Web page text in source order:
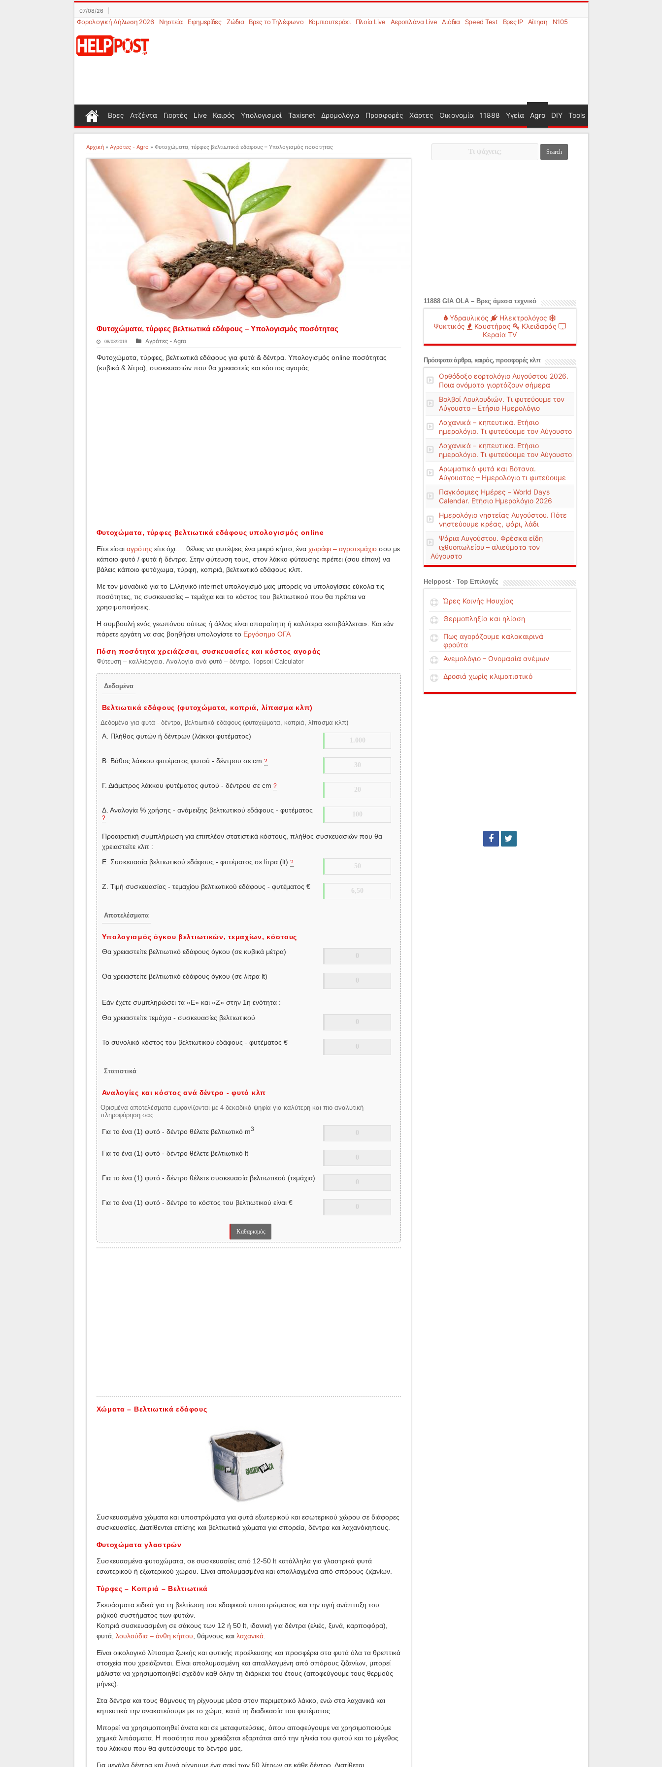
07/08/26
Φορολογική Δήλωση 2026 Νηστεία Εφημερίδες Ζώδια Βρες το Τηλέφωνο Κομπιουτεράκι Πλοία Live Αεροπλάνα Live Διόδια Speed Test Βρες IP Αίτηση N105
Βρες Ατζέντα Γιορτές Live Καιρός Υπολογισμοί Taxisnet Δρομολόγια Προσφορές Χάρτες Οικονομία 11888 Υγεία Agro DIY Tools
Αρχική» Αγρότες - Agro » Φυτοχώματα, τύρφες βελτιωτικά εδάφους – Υπολογισμός ποσότητας
Φυτοχώματα, τύρφες βελτιωτικά εδάφους – Υπολογισμός ποσότητας
08/03/2019 Αγρότες - Agro
Φυτοχώματα, τύρφες, βελτιωτικά εδάφους για φυτά & δέντρα. Υπολογισμός online ποσότητας
(κυβικά & λίτρα), συσκευασιών που θα χρειαστείς και κόστος αγοράς.
Φυτοχώματα, τύρφες βελτιωτικά εδάφους υπολογισμός online
Είτε είσαι αγρότης είτε όχι…. θέλεις να φυτέψεις ένα μικρό κήπο, ένα χωράφι – αγροτεμάχιοσου με
κάποιο φυτό / φυτά ή δέντρα. Στην φύτευση τους, στον λάκκο φύτευσης πρέπει (σου είπαν) να
βάλεις κάποιο φυτόχωμα, τύρφη, κοπριά, βελτιωτικό εδάφους κλπ.
Με τον μοναδικό για το Ελληνικό internet υπολογισμό μας μπορείς να υπολογίσεις εύκολα τις
ποσότητες, τις συσκευασίες – τεμάχια και το κόστος του βελτιωτικού που θα πρέπει να
χρησιμοποιήσεις.
Η συμβουλή ενός γεωπόνου ούτως ή άλλος είναι απαραίτητη ή καλύτερα «επιβάλλεται». Και εάν
πάρετε εργάτη να σας βοηθήσει υπολογίστε το Εργόσημο ΟΓΑ
Πόση ποσότητα χρειάζεσαι, συσκευασίες και κόστος αγοράς
Φύτευση – καλλιέργεια. Αναλογία ανά φυτό – δέντρο. Topsoil Calculator
Δεδομένα
Βελτιωτικά εδάφους (φυτοχώματα, κοπριά, λίπασμα κλπ)
Δεδομένα για φυτά - δέντρα, βελτιωτικά εδάφους (φυτοχώματα, κοπριά, λίπασμα κλπ)
Α. Πλήθος φυτών ή δέντρων (λάκκοι φυτέματος)
Β. Βάθος λάκκου φυτέματος φυτού - δέντρου σε cm ?
Γ. Διάμετρος λάκκου φυτέματος φυτού - δέντρου σε cm ?
Δ. Αναλογία % χρήσης - ανάμειξης βελτιωτικού εδάφους - φυτέματος
?
Προαιρετική συμπλήρωση για επιπλέον στατιστικά κόστους, πλήθος συσκευασιών που θα
χρειαστείτε κλπ :
Ε. Συσκευασία βελτιωτικού εδάφους - φυτέματος σε lίτρα (lt) ?
Ζ. Τιμή συσκευασίας - τεμαχίου βελτιωτικού εδάφους - φυτέματος €
Αποτελέσματα
Υπολογισμός όγκου βελτιωτικών, τεμαχίων, κόστους
Θα χρειαστείτε βελτιωτικό εδάφους όγκου (σε κυβικά μέτρα)
Θα χρειαστείτε βελτιωτικό εδάφους όγκου (σε λίτρα lt)
Εάν έχετε συμπληρώσει τα «Ε» και «Ζ» στην 1η ενότητα :
Θα χρειαστείτε τεμάχια - συσκευασίες βελτιωτικού
Το συνολικό κόστος του βελτιωτικού εδάφους - φυτέματος €
Στατιστικά
Αναλογίες και κόστος ανά δέντρο - φυτό κλπ
Ορισμένα αποτελέσματα εμφανίζονται με 4 δεκαδικά ψηφία για καλύτερη και πιο αναλυτική
πληροφόρηση σας
Για το ένα (1) φυτό - δέντρο θέλετε βελτιωτικό m3
Για το ένα (1) φυτό - δέντρο θέλετε βελτιωτικό lt
Για το ένα (1) φυτό - δέντρο θέλετε συσκευασία βελτιωτικού (τεμάχια)
Για το ένα (1) φυτό - δέντρο το κόστος του βελτιωτικού είναι €
Χώματα – Βελτιωτικά εδάφους
Συσκευασμένα χώματα και υποστρώματα για φυτά εξωτερικού και εσωτερικού χώρου σε διάφορες
συσκευασίες. Διατίθενται επίσης και βελτιωτικά χώματα για σπορεία, δέντρα και λαχανόκηπους.
Φυτοχώματα γλαστρών
Συσκευασμένα φυτοχώματα, σε συσκευασίες από 12-50 lt κατάλληλα για γλαστρικά φυτά
εσωτερικού ή εξωτερικού χώρου. Είναι απολυμασμένα και απαλλαγμένα από σπόρους ζιζανίων.
Τύρφες – Κοπριά – Βελτιωτικά
Σκευάσματα ειδικά για τη βελτίωση του εδαφικού υποστρώματος και την υγιή ανάπτυξη του
ριζικού συστήματος των φυτών.
Κοπριά συσκευασμένη σε σάκους των 12 ή 50 lt, ιδανική για δέντρα (ελιές, ξυνά, καρποφόρα),
φυτά, λουλούδια – άνθη κήπου, θάμνους και λαχανικά.
Είναι οικολογικό λίπασμα ζωικής και φυτικής προέλευσης και προσφέρει στα φυτά όλα τα θρεπτικά
στοιχεία που χρειάζονται. Είναι απολυμασμένη και απαλλαγμένη από σπόρους ζιζανίων, μπορεί
μάλιστα να χρησιμοποιηθεί σχεδόν καθ όλην τη διάρκεια του έτους (αποφεύγουμε τους θερμούς
μήνες).
Στα δέντρα και τους θάμνους τη ρίχνουμε μέσα στον περιμετρικό λάκκο, ενώ στα λαχανικά και
κηπευτικά την ανακατεύουμε με το χώμα, κατά τη διαδικασία του φυτέματος.
Μπορεί να χρησιμοποιηθεί άνετα και σε μεταφυτεύσεις, όπου αποφεύγουμε να χρησιμοποιούμε
χημικά λιπάσματα. Η ποσότητα που χρειάζεται εξαρτάται από την ηλικία του φυτού και το μέγεθος
του λάκκου που θα φυτεύσουμε το δέντρο μας.
Για μεγάλα δέντρα και ξυνά ρίχνουμε ένα σακί των 50 λίτρων σε κάθε δέντρο. Διατίθεται
11888 GIA OLA – Βρες άμεσα τεχνικό
Υδραυλικός
Ηλεκτρολόγος
Ψυκτικός
Καυστήρας
Κλειδαράς
Κεραία TV
Πρόσφατα άρθρα, καιρός, προσφορές κλπ
Ορθόδοξο εορτολόγιο Αυγούστου 2026.
Ποια ονόματα γιορτάζουν σήμερα
Βολβοί Λουλουδιών. Τι φυτεύουμε τον
Αύγουστο – Ετήσιο Ημερολόγιο
Λαχανικά – κηπευτικά. Ετήσιο
ημερολόγιο. Τι φυτεύουμε τον Αύγουστο
Λαχανικά – κηπευτικά. Ετήσιο
ημερολόγιο. Τι φυτεύουμε τον Αύγουστο
Αρωματικά φυτά και Βότανα.
Αύγουστος – Ημερολόγιο τι φυτεύουμε
Παγκόσμιες Ημέρες – World Days
Calendar. Ετήσιο Ημερολόγιο 2026
Ημερολόγιο νηστείας Αυγούστου. Πότε
νηστεύουμε κρέας, ψάρι, λάδι
Ψάρια Αυγούστου. Φρέσκα είδη
ιχθυοπωλείου – αλιεύματα τον
Αύγουστο
Helppost · Top Επιλογές
Ώρες Κοινής Ησυχίας
Θερμοπληξία και ηλίαση
Πως αγοράζουμε καλοκαιρινά
φρούτα
Ανεμολόγιο – Ονομασία ανέμων
Δροσιά χωρίς κλιματιστικό